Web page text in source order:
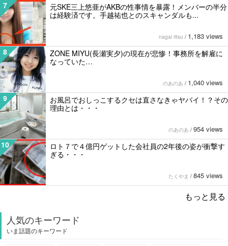
7
元SKE三上悠亜がAKBの性事情を暴露！メンバーの半分
は経験済です。手越祐也とのスキャンダルも...
nagai ritsu / 1,183 views
8
ZONE MIYU(長瀬実夕)の現在が悲惨！事務所を解雇に
なっていた…
のあのあ / 1,040 views
9
お風呂でおしっこするクセは直さなきゃヤバイ！？その
理由とは・・・
のあのあ / 954 views
10
ロト７で４億円ゲットした会社員の2年後の姿が衝撃す
ぎる・・・
たくやま / 845 views
もっと見る
人気のキーワード
いま話題のキーワード